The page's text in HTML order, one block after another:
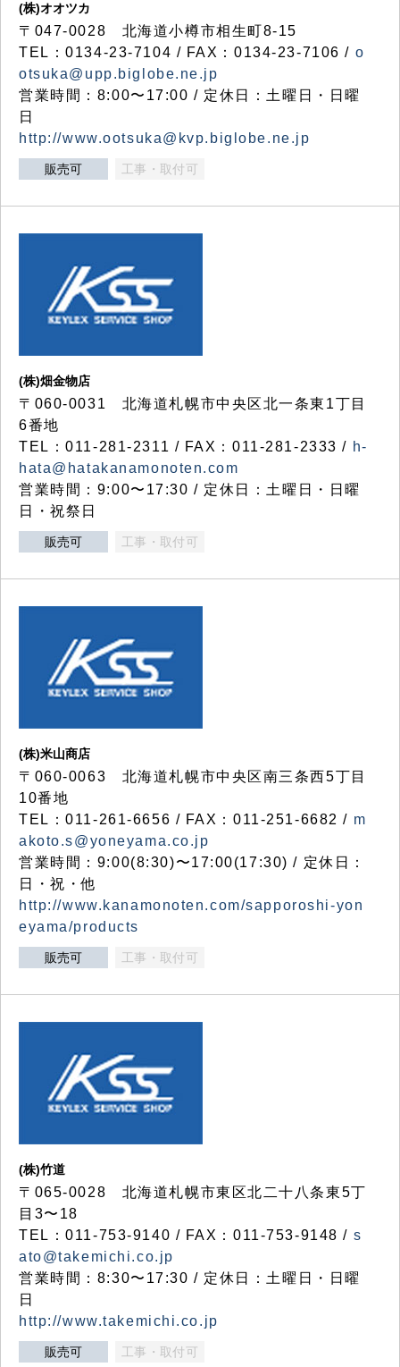
(株)オオツカ
〒047-0028 北海道小樽市相生町8-15
TEL：0134-23-7104 / FAX：0134-23-7106 / o
otsuka@upp.biglobe.ne.jp
営業時間：8:00〜17:00 / 定休日：土曜日・日曜
日
http://www.ootsuka@kvp.biglobe.ne.jp
販売可 工事・取付可
(株)畑金物店
〒060-0031 北海道札幌市中央区北一条東1丁目
6番地
TEL：011-281-2311 / FAX：011-281-2333 / h-
hata@hatakanamonoten.com
営業時間：9:00〜17:30 / 定休日：土曜日・日曜
日・祝祭日
販売可 工事・取付可
(株)米山商店
〒060-0063 北海道札幌市中央区南三条西5丁目
10番地
TEL：011-261-6656 / FAX：011-251-6682 / m
akoto.s@yoneyama.co.jp
営業時間：9:00(8:30)〜17:00(17:30) / 定休日：
日・祝・他
http://www.kanamonoten.com/sapporoshi-yon
eyama/products
販売可 工事・取付可
(株)竹道
〒065-0028 北海道札幌市東区北二十八条東5丁
目3〜18
TEL：011-753-9140 / FAX：011-753-9148 / s
ato@takemichi.co.jp
営業時間：8:30〜17:30 / 定休日：土曜日・日曜
日
http://www.takemichi.co.jp
販売可 工事・取付可